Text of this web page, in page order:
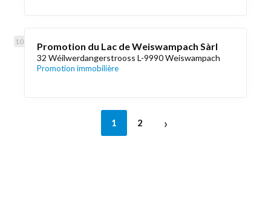
Promotion du Lac de Weiswampach Sàrl
32 Wéilwerdangerstrooss L-9990 Weiswampach
Promotion immobilière
1 2 ›